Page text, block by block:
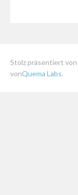
Stolz präsentiert von
vonQuema Labs.